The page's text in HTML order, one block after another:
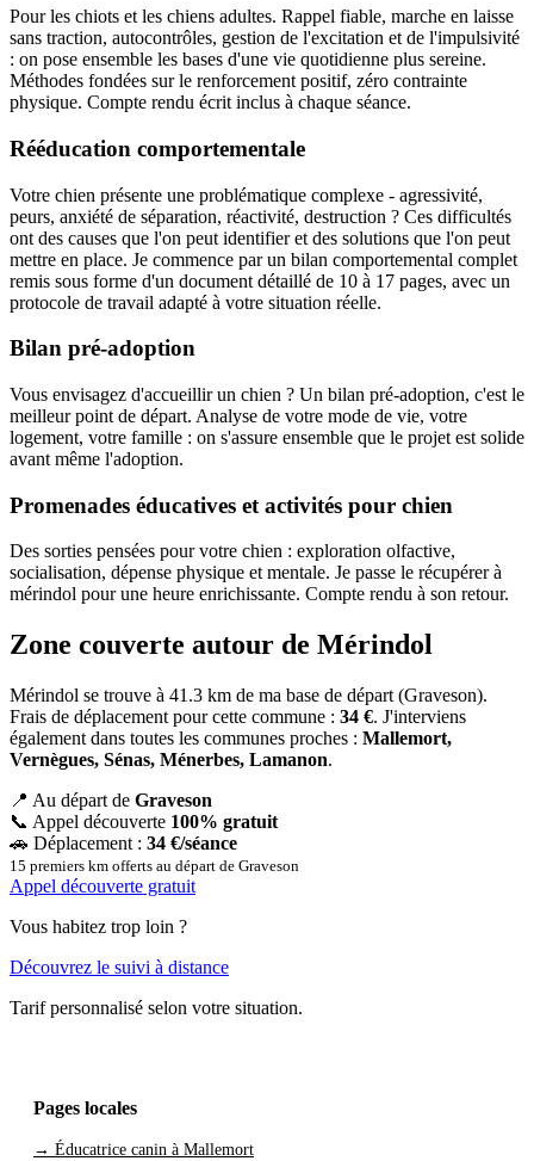
Pour les chiots et les chiens adultes. Rappel fiable, marche en laisse
sans traction, autocontrôles, gestion de l'excitation et de l'impulsivité
: on pose ensemble les bases d'une vie quotidienne plus sereine.
Méthodes fondées sur le renforcement positif, zéro contrainte
physique. Compte rendu écrit inclus à chaque séance.
Rééducation comportementale
Votre chien présente une problématique complexe - agressivité,
peurs, anxiété de séparation, réactivité, destruction ? Ces difficultés
ont des causes que l'on peut identifier et des solutions que l'on peut
mettre en place. Je commence par un bilan comportemental complet
remis sous forme d'un document détaillé de 10 à 17 pages, avec un
protocole de travail adapté à votre situation réelle.
Bilan pré-adoption
Vous envisagez d'accueillir un chien ? Un bilan pré-adoption, c'est le
meilleur point de départ. Analyse de votre mode de vie, votre
logement, votre famille : on s'assure ensemble que le projet est solide
avant même l'adoption.
Promenades éducatives et activités pour chien
Des sorties pensées pour votre chien : exploration olfactive,
socialisation, dépense physique et mentale. Je passe le récupérer à
mérindol pour une heure enrichissante. Compte rendu à son retour.
Zone couverte autour de Mérindol
Mérindol se trouve à 41.3 km de ma base de départ (Graveson).
Frais de déplacement pour cette commune : 34 €. J'interviens
également dans toutes les communes proches : Mallemort,
Vernègues, Sénas, Ménerbes, Lamanon.
📍 Au départ de Graveson
📞 Appel découverte 100% gratuit
🚗 Déplacement : 34 €/séance
15 premiers km offerts au départ de Graveson
Appel découverte gratuit
Vous habitez trop loin ?
Découvrez le suivi à distance
Tarif personnalisé selon votre situation.
Pages locales
→ Éducatrice canin à Mallemort